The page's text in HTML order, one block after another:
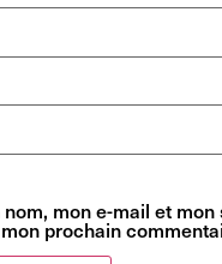
mon e-mail et mon
prochain